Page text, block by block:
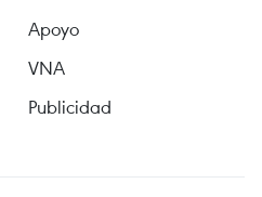
Apoyo
VNA
Publicidad